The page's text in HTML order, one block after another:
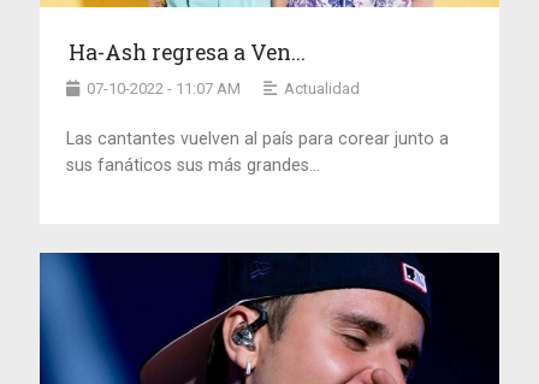
Ha-Ash regresa a Ven...
07-10-2022 - 11:07 AM Actualidad
Las cantantes vuelven al país para corear junto a
sus fanáticos sus más grandes...